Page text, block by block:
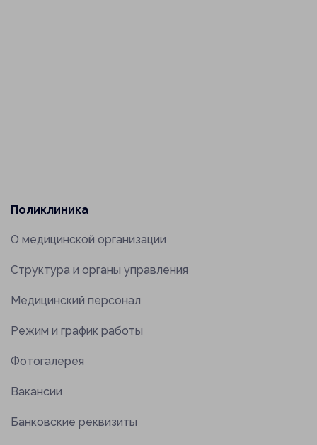
Поликлиника
О медицинской организации
Структура и органы управления
Медицинский персонал
Режим и график работы
Фотогалерея
Вакансии
Банковские реквизиты
Отправляя данные, вы соглашаетесь с
Прикрепить файл
Отправляя данные, вы соглашаетесь с